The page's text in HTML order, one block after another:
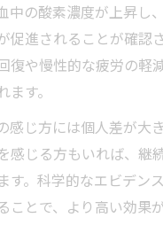
中の酸素濃度が上昇し
促進されることが確認
復や慢性的な疲労の軽
す。
感じ方には個人差が大
感じる方もいれば、継
す。科学的なエビデン
ことで、より高い効果